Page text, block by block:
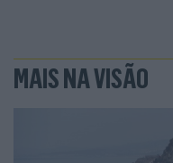
MAIS NA VISÃO